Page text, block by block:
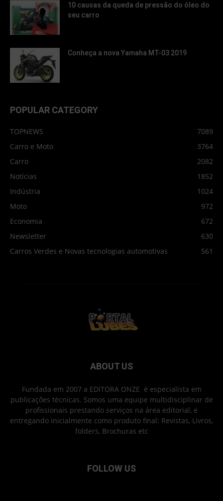
10 causas da queda de pressão do óleo do
seu carro
Conheça a nova Yamaha MT-03 2019
POPULAR CATEGORY
TOPNEWS
7089
Carro e Moto
3764
Carro
2082
Notícias
1852
Indústria
1024
Moto
972
Economia
672
Newsletter
630
Carros Verdes e Novas tecnologias automotivas
561
ABOUT US
Fundada em 2007 a EDITORA ONZE é especialista em
publicações técnicas. Somos uma equipe multidisciplinar de
profissionais prestando serviços na área editorial, e
entregando inicialmente como produto final: Revistas, Livros,
folders, Brochuras etc
FOLLOW US